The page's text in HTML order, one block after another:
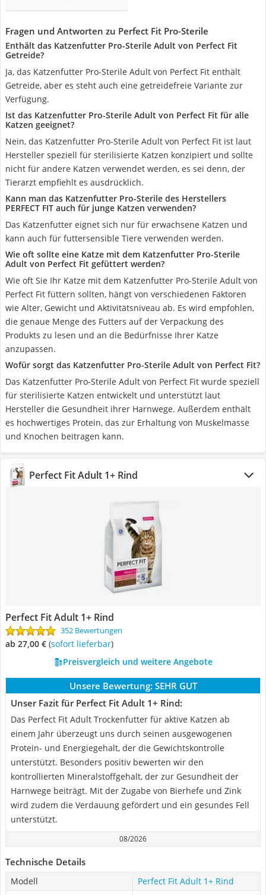
Fragen und Antworten zu Perfect Fit Pro-Sterile
Enthält das Katzenfutter Pro-Sterile Adult von Perfect Fit
Getreide?
Ja, das Katzenfutter Pro-Sterile Adult von Perfect Fit enthält
Getreide, aber es steht auch eine getreidefreie Variante zur
Verfügung.
Ist das Katzenfutter Pro-Sterile Adult von Perfect Fit für alle
Katzen geeignet?
Nein, das Katzenfutter Pro-Sterile Adult von Perfect Fit ist laut
Hersteller speziell für sterilisierte Katzen konzipiert und sollte
nicht für andere Katzen verwendet werden, es sei denn, der
Tierarzt empfiehlt es ausdrücklich.
Kann man das Katzenfutter Pro-Sterile des Herstellers
PERFECT FIT auch für junge Katzen verwenden?
Das Katzenfutter eignet sich nur für erwachsene Katzen und
kann auch für futtersensible Tiere verwenden werden.
Wie oft sollte eine Katze mit dem Katzenfutter Pro-Sterile
Adult von Perfect Fit gefüttert werden?
Wie oft Sie Ihr Katze mit dem Katzenfutter Pro-Sterile Adult von
Perfect Fit füttern sollten, hängt von verschiedenen Faktoren
wie Alter, Gewicht und Aktivitätsniveau ab. Es wird empfohlen,
die genaue Menge des Futters auf der Verpackung des
Produkts zu lesen und an die Bedürfnisse Ihrer Katze
anzupassen.
Wofür sorgt das Katzenfutter Pro-Sterile Adult von Perfect Fit?
Das Katzenfutter Pro-Sterile Adult von Perfect Fit wurde speziell
für sterilisierte Katzen entwickelt und unterstützt laut
Hersteller die Gesundheit ihrer Harnwege. Außerdem enthält
es hochwertiges Protein, das zur Erhaltung von Muskelmasse
und Knochen beitragen kann.
Perfect Fit Adult 1+ Rind
Perfect Fit Adult 1+ Rind
352 Bewertungen
ab 27,00 € ( Sofort lieferbar)
Preisvergleich und weitere Angebote
Unsere Bewertung: SEHR GUT
Unser Fazit für Perfect Fit Adult 1+ Rind:
Das Perfect Fit Adult Trockenfutter für aktive Katzen ab
einem Jahr überzeugt uns durch seinen ausgewogenen
Protein- und Energiegehalt, der die Gewichtskontrolle
unterstützt. Besonders positiv bewerten wir den
kontrollierten Mineralstoffgehalt, der zur Gesundheit der
Harnwege beiträgt. Mit der Zugabe von Bierhefe und Zink
wird zudem die Verdauung gefördert und ein gesundes Fell
unterstützt.
08/2026
Technische Details
Modell
Perfect Fit Adult 1+ Rind